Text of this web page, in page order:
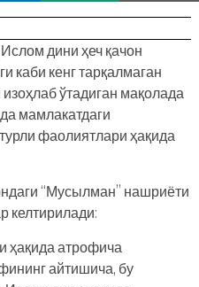
дини ҳеч қачон
каби кенг тарқалмаган
ўтадиган мақолада
мамлакатдаги
фаолиятлари ҳақида
“Мусылман” нашриёти
келтирилади:
ҳақида атрофича
айтишича, бу